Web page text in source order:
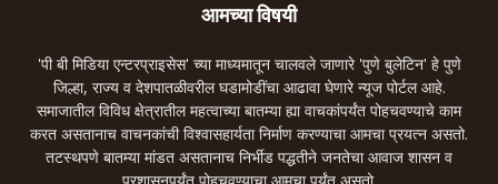
आमच्या विषयी
'पी बी मिडिया एन्टरप्राइसेस' च्या माध्यमातून चालवले जाणारे 'पुणे बुलेटिन' हे पुणे
जिल्हा, राज्य व देशपातळीवरील घडामोडींचा आढावा घेणारे न्यूज पोर्टल आहे.
समाजातील विविध क्षेत्रातील महत्वाच्या बातम्या ह्या वाचकांपर्यंत पोहचवण्याचे काम
करत असतानाच वाचनकांची विश्वासहार्यता निर्माण करण्याचा आमचा प्रयत्न असतो.
तटस्थपणे बातम्या मांडत असतानाच निर्भीड पद्धतीने जनतेचा आवाज शासन व
प्रशासनपर्यंत पोहचवण्याचा आमचा पर्यंत असतो.